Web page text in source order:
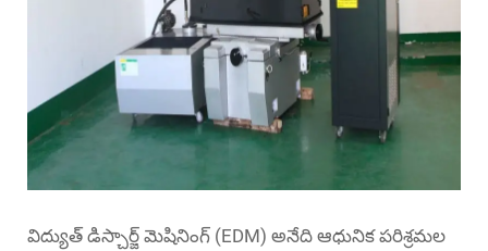
విద్యుత్ డిస్చార్జ్ మెషినింగ్ (EDM) అనేది ఆధునిక పరిశ్రమల